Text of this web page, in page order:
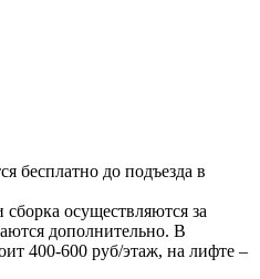
бесплатно до подъезда в
осуществляются за
дополнительно. В
400-600 руб/этаж, на лифте –